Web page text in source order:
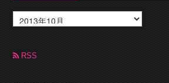
ー
カ
ブ RSS